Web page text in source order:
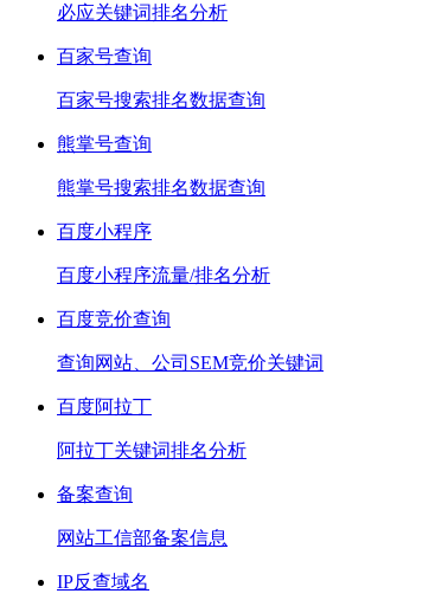
必应关键词排名分析
百家号查询
百家号搜索排名数据查询
熊掌号查询
熊掌号搜索排名数据查询
百度小程序
百度小程序流量/排名分析
百度竞价查询
查询网站、公司SEM竞价关键词
百度阿拉丁
阿拉丁关键词排名分析
备案查询
网站工信部备案信息
IP反查域名